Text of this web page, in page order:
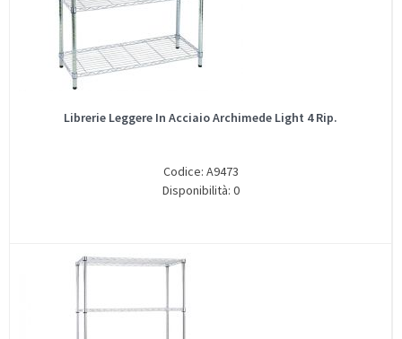
Librerie Leggere In Acciaio Archimede Light 4 Rip.
Codice: A9473
Disponibilità: 0